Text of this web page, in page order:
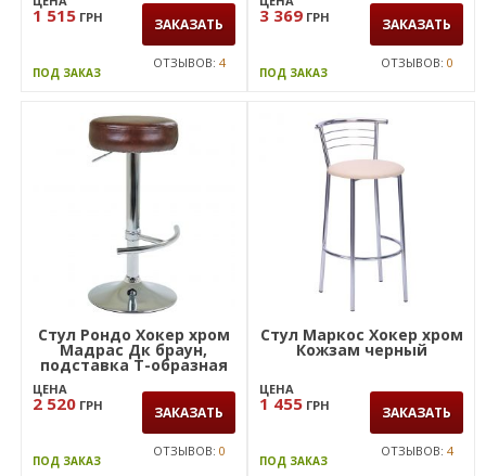
1 515 ГРН ЗАКАЗАТЬ
ПОД ЗАКАЗ
ОТЗЫВОВ:4
3 369 ГРН ЗАКАЗАТЬ
ПОД ЗАКАЗ
ОТЗЫВОВ: 0
Стул Рондо Хокер хром
Мадрас Дк браун,
подставка Т-образная
ЦЕНА
2 520 ГРН ЗАКАЗАТЬ
ПОД ЗАКАЗ
ОТЗЫВОВ:0
Стул Маркос Хокер хром
Кожзам черный
ЦЕНА
1 455 ГРН ЗАКАЗАТЬ
ПОД ЗАКАЗ
ОТЗЫВОВ: 4